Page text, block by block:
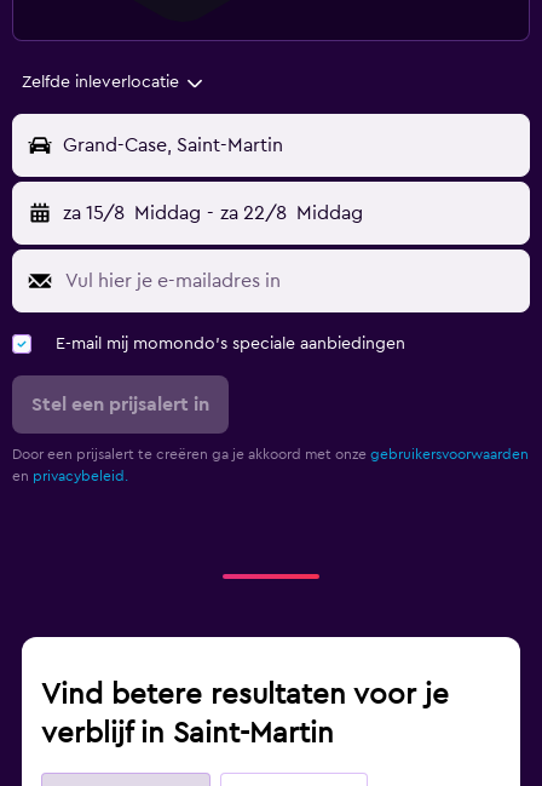
Zelfde inleverlocatie
Grand-Case, Saint-Martin
za 15/8 Middag - za 22/8 Middag
E-mail mij momondo's speciale aanbiedingen
Stel een prijsalert in
Door een prijsalert te creëren ga je akkoord met onze gebruikersvoorwaarden
en privacybeleid.
Vind betere resultaten voor je
verblijf in Saint-Martin